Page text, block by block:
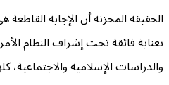
الحقيقة المحزنة أن الإجابة
بعناية فائقة تحت إشراف النظام
والدراسات الإسلامية